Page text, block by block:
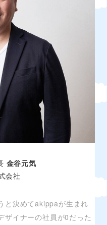
金谷元気
会社
と決めてakippaが生まれ
ザイナーの社員が0だった